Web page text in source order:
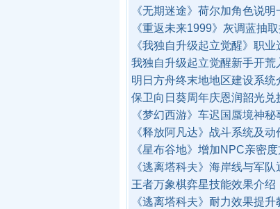
《无期迷途》荷尔加角色说明
《重返未来1999》灰调蓝抽
《我独自升级起立觉醒》职
我独自升级起立觉醒新手开荒
明日方舟终末地地区建设系统
保卫向日葵周年庆恩润韶光兑
《梦幻西游》车迟国蜃境神
《释放阿凡达》战斗系统及
《星布谷地》增加NPC亲密
《逃离塔科夫》海岸线与军
王者万象棋弈星技能效果介绍
《逃离塔科夫》耐力效果提升